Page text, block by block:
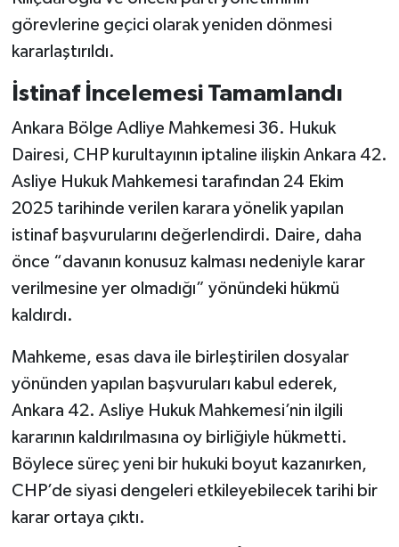
görevlerine geçici olarak yeniden dönmesi
kararlaştırıldı.
İstinaf İncelemesi Tamamlandı
Ankara Bölge Adliye Mahkemesi 36. Hukuk
Dairesi, CHP kurultayının iptaline ilişkin Ankara 42.
Asliye Hukuk Mahkemesi tarafından 24 Ekim
2025 tarihinde verilen karara yönelik yapılan
istinaf başvurularını değerlendirdi. Daire, daha
önce “davanın konusuz kalması nedeniyle karar
verilmesine yer olmadığı” yönündeki hükmü
kaldırdı.
Mahkeme, esas dava ile birleştirilen dosyalar
yönünden yapılan başvuruları kabul ederek,
Ankara 42. Asliye Hukuk Mahkemesi’nin ilgili
kararının kaldırılmasına oy birliğiyle hükmetti.
Böylece süreç yeni bir hukuki boyut kazanırken,
CHP’de siyasi dengeleri etkileyebilecek tarihi bir
karar ortaya çıktı.